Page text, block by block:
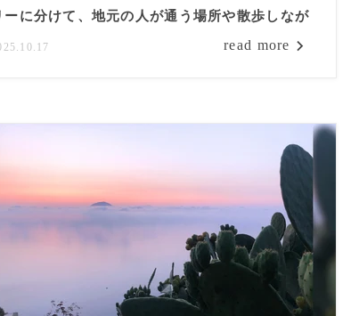
ーに分けて、地元の人が通う場所や散歩しなが
楽しめるスポット、体験も一緒にお届けしま
read more